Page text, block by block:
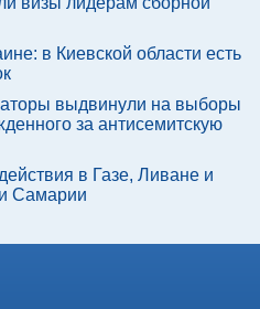
в Киевской области есть
выдвинули на выборы
за антисемитскую
в Газе, Ливане и
Самарии